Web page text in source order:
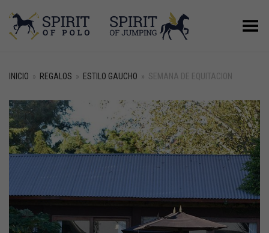
Menú
INICIO » REGALOS » ESTILO GAUCHO » SEMANA DE EQUITACION
+